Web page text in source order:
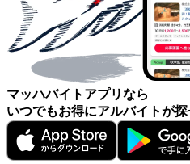
マッハバイトアプリなら
いつでもお得にアルバイトが探